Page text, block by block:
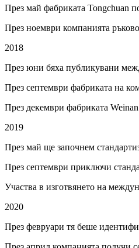
През май фабриката Tongchuan
През ноември компанията
2018
През юни бяха публикувани
През септември фабриката на
През декември фабриката
2019
През май ще започнем
През септември приключи
Участва в изготвянето на
2020
През февруари тя беше